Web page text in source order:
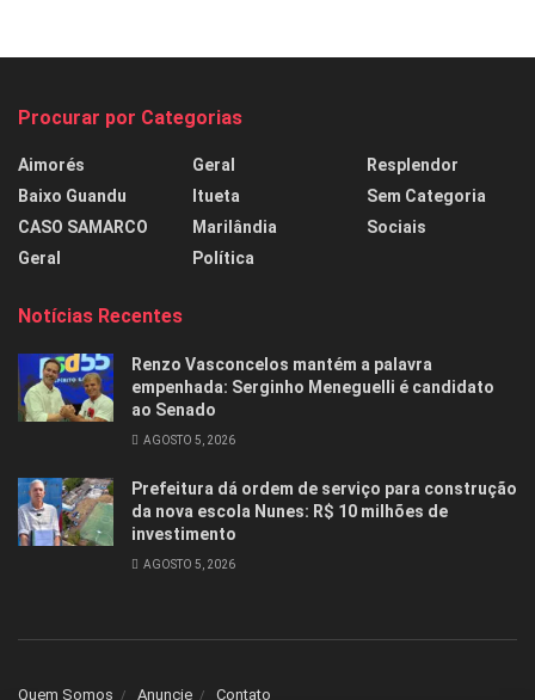
Procurar por Categorias
Aimorés
Baixo Guandu
CASO SAMARCO
Geral
Geral
Itueta
Marilândia
Política
Resplendor
Sem Categoria
Sociais
Notícias Recentes
Renzo Vasconcelos mantém a palavra
empenhada: Serginho Meneguelli é candidato
ao Senado
AGOSTO 5, 2026
Prefeitura dá ordem de serviço para construção
da nova escola Nunes: R$ 10 milhões de
investimento
AGOSTO 5, 2026
Quem Somos Anuncie Contato